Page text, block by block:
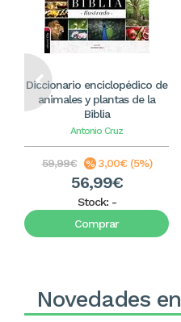
Diccionario enciclopédico de
animales y plantas de la
Biblia
Antonio Cruz
59,99€ 3,00€ (5%)
56,99€
Stock: -
Comprar
Novedades en